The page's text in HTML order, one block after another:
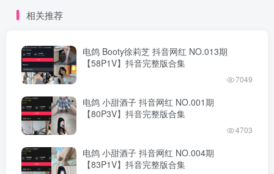
相关推荐
电鸽 Booty徐莉芝 抖音网红 NO.013期
【58P1V】抖音完整版合集
7049
电鸽 小甜酒子 抖音网红 NO.001期
【80P3V】抖音完整版合集
4703
电鸽 小甜酒子 抖音网红 NO.004期
【83P1V】抖音完整版合集